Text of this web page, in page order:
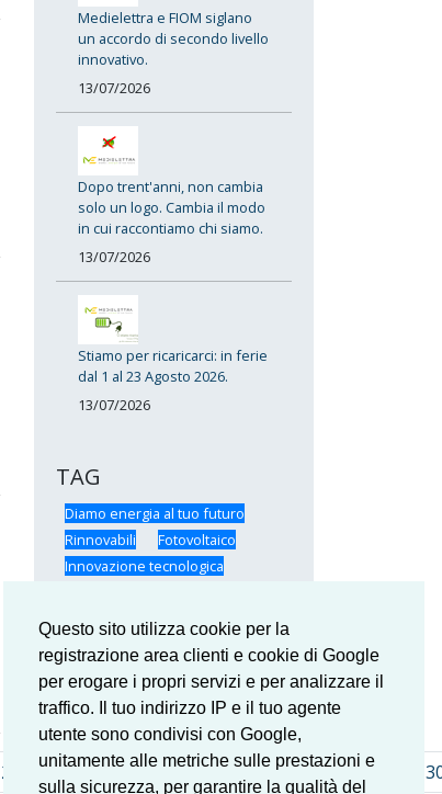
Questo sito utilizza cookie per la
registrazione area clienti e cookie di Google
per erogare i propri servizi e per analizzare il
traffico. Il tuo indirizzo IP e il tuo agente
utente sono condivisi con Google,
unitamente alle metriche sulle prestazioni e
sulla sicurezza, per garantire la qualità del
21 22 23 24 25 26 27 28
Medielettra e FIOM siglano
un accordo di secondo livello
innovativo.
13/07/2026
Dopo trent'anni, non cambia
solo un logo. Cambia il modo
in cui raccontiamo chi siamo.
13/07/2026
Stiamo per ricaricarci: in ferie
dal 1 al 23 Agosto 2026.
13/07/2026
TAG
Diamo energia al tuo futuro
Rinnovabili
Fotovoltaico
Innovazione tecnologica
Certificazioni Medielettra
SunPower
Formazione
Medielettra
Medielettra: il Team
Risparmio energetico